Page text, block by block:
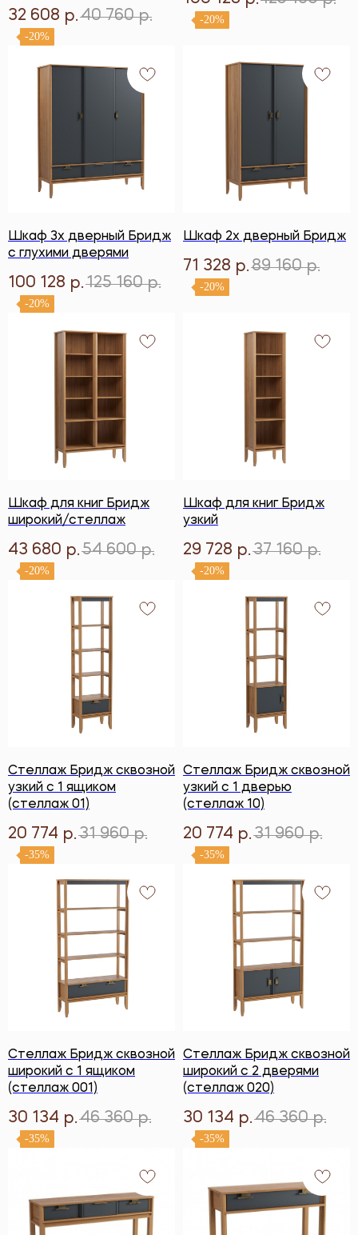
32 608 р. 40 760 р.
-20%
-20%
Шкаф 3х дверный Бридж
с глухими дверями
100 128 р. 125 160 р.
-20%
Шкаф 2х дверный Бридж
71 328 р. 89 160 р.
-20%
Шкаф для книг Бридж
широкий/стеллаж
43 680 р. 54 600 р.
-20%
Шкаф для книг Бридж
узкий
29 728 р. 37 160 р.
-20%
Стеллаж Бридж сквозной
узкий с 1 ящиком
(стеллаж 01)
20 774 р. 31 960 р.
-35%
Стеллаж Бридж сквозной
узкий с 1 дверью
(стеллаж 10)
20 774 р. 31 960 р.
-35%
Стеллаж Бридж сквозной
широкий с 1 ящиком
(стеллаж 001)
30 134 р. 46 360 р.
-35%
Стеллаж Бридж сквозной
широкий с 2 дверями
(стеллаж 020)
30 134 р. 46 360 р.
-35%